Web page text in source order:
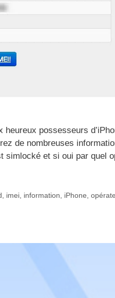
possesseurs
de nombreuses
simlocké et si oui par quel
, imei, information, iPhone,